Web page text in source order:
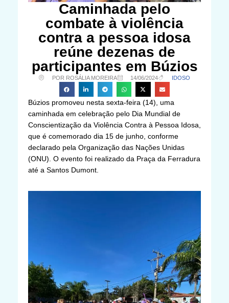
Caminhada pelo
combate à violência
contra a pessoa idosa
reúne dezenas de
participantes em Búzios
POR ROSÁLIA MOREIRA 14/06/2024 IDOSO
Búzios promoveu nesta sexta-feira (14), uma
caminhada em celebração pelo Dia Mundial de
Conscientização da Violência Contra à Pessoa Idosa,
que é comemorado dia 15 de junho, conforme
declarado pela Organização das Nações Unidas
(ONU). O evento foi realizado da Praça da Ferradura
até a Santos Dumont.